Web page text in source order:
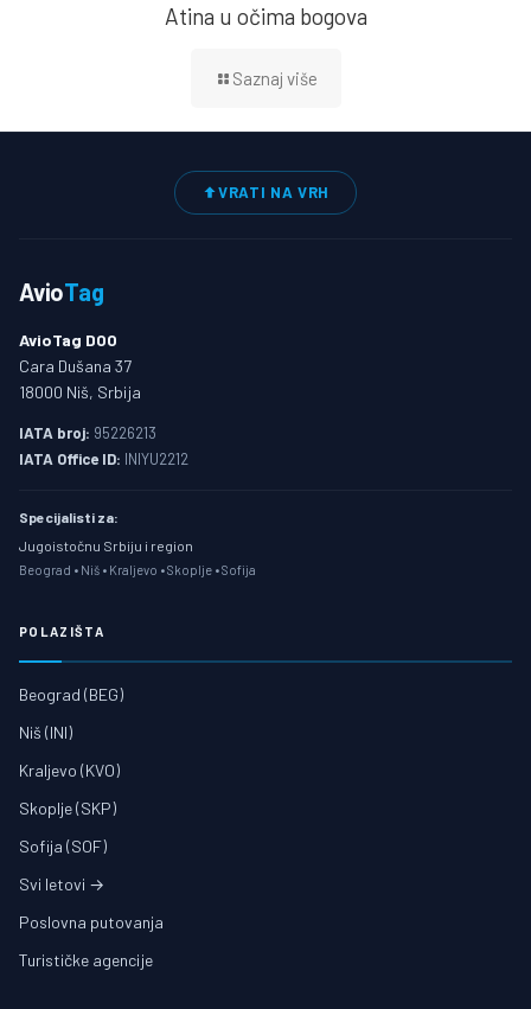
Atina u očima bogova
Saznaj više
VRATI NA VRH
AvioTag
AvioTag DOO
Cara Dušana 37
18000 Niš, Srbija
IATA broj: 95226213
IATA Office ID: INIYU2212
Specijalisti za:
Jugoistočnu Srbiju i region
Beograd • Niš • Kraljevo • Skoplje • Sofija
POLAZIŠTA
Beograd (BEG)
Niš (INI)
Kraljevo (KVO)
Skoplje (SKP)
Sofija (SOF)
Svi letovi →
Poslovna putovanja
Turističke agencije